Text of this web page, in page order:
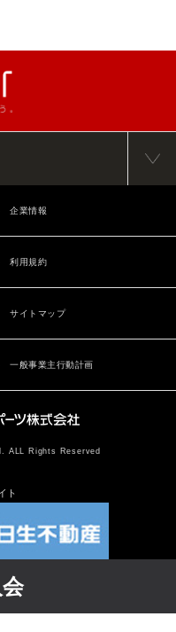
ALL Rights Reserved
企業情報
利用規約
サイトマップ
一般事業主行動計画
ト